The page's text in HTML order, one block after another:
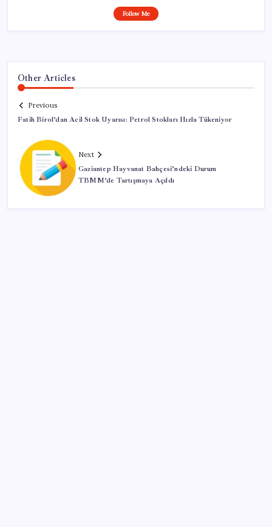
Follow Me
Other Articles
Previous
Fatih Birol’dan Acil Stok Uyarısı: Petrol Stokları Hızla Tükeniyor
Next
Gaziantep Hayvanat Bahçesi’ndeki Durum
TBMM’de Tartışmaya Açıldı